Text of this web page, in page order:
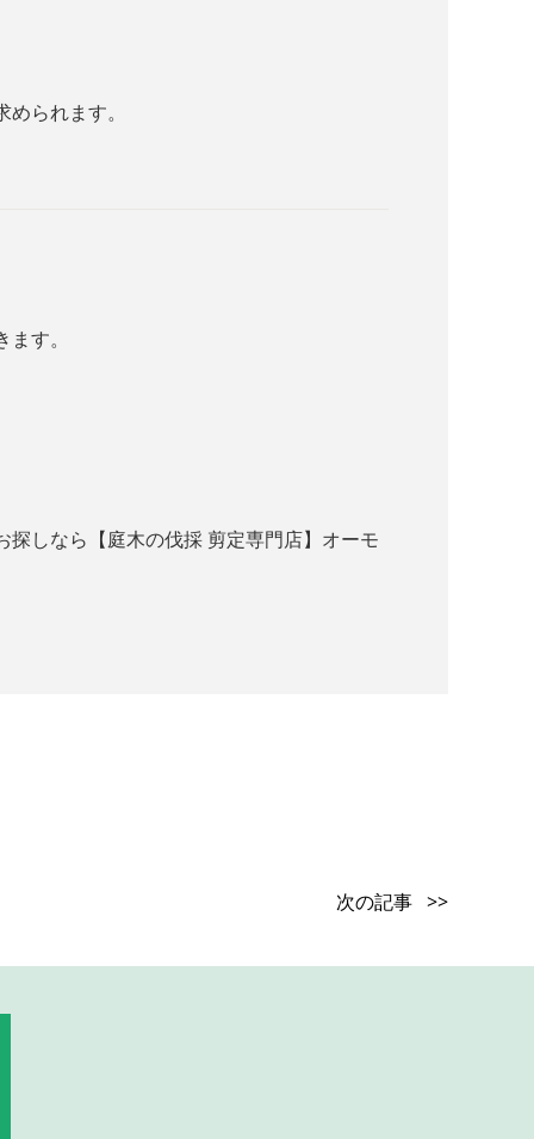
られます。
す。
しなら【庭木の伐採 剪定専門店】オーモ
次の記事 >>